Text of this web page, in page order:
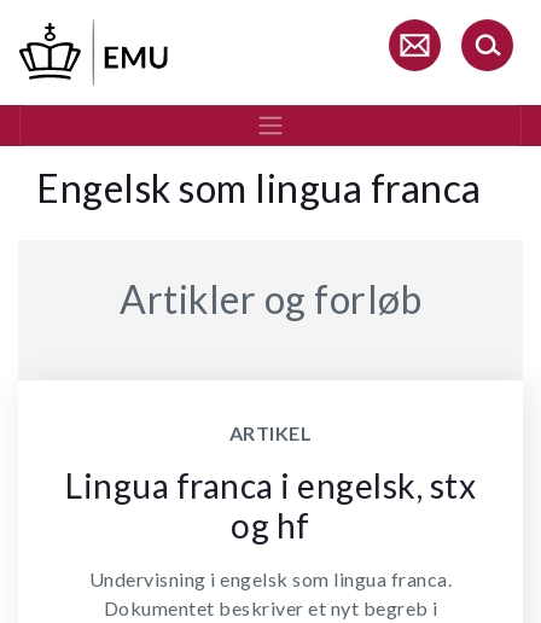
hovedindhold
Engelsk som lingua franca
Artikler og forløb
ARTIKEL
Lingua franca i engelsk, stx
og hf
Undervisning i engelsk som lingua franca.
Dokumentet beskriver et nyt begreb i